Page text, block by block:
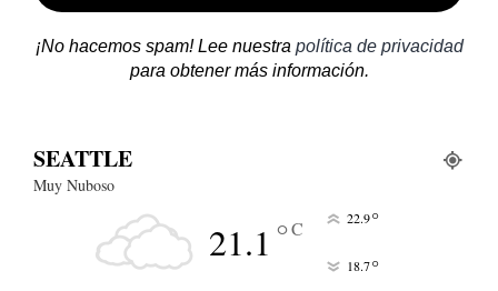
¡No hacemos spam! Lee nuestra política de privacidad
para obtener más información.
SEATTLE
Muy Nuboso
21.1 °C 22.9°
18.7°